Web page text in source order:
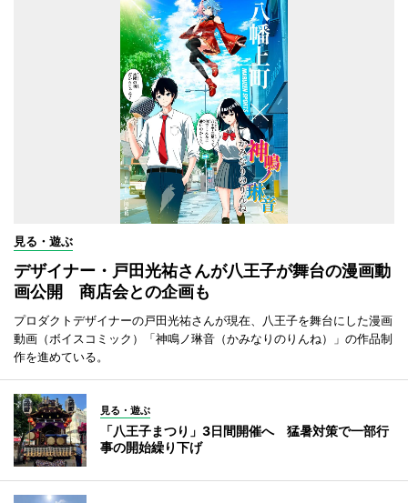
見る・遊ぶ
デザイナー・戸田光祐さんが八王子が舞台の漫画動
画公開 商店会との企画も
プロダクトデザイナーの戸田光祐さんが現在、八王子を舞台にした漫画
動画（ボイスコミック）「神鳴ノ琳音（かみなりのりんね）」の作品制
作を進めている。
見る・遊ぶ
「八王子まつり」3日間開催へ 猛暑対策で一部行
事の開始繰り下げ